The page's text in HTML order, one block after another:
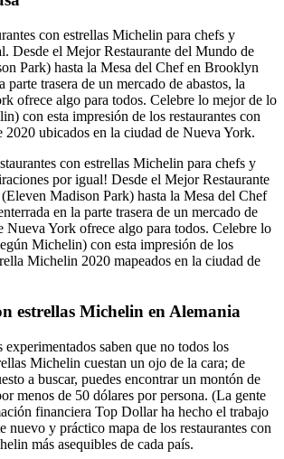
con estrellas Michelin para chefs y
Desde el Mejor Restaurante del Mundo de
Park) hasta la Mesa del Chef en Brooklyn
parte trasera de un mercado de abastos, la
ofrece algo para todos. Celebre lo mejor de lo
con esta impresión de los restaurantes con
2020 ubicados en la ciudad de Nueva York.
con estrellas Michelin para chefs y
por igual! Desde el Mejor Restaurante
Madison Park) hasta la Mesa del Chef
en la parte trasera de un mercado de
Nueva York ofrece algo para todos. Celebre lo
Michelin) con esta impresión de los
Michelin 2020 mapeados en la ciudad de
estrellas Michelin en Alemania
experimentados saben que no todos los
Michelin cuestan un ojo de la cara; de
a buscar, puedes encontrar un montón de
menos de 50 dólares por persona. (La gente
financiera Top Dollar ha hecho el trabajo
nuevo y práctico mapa de los restaurantes con
más asequibles de cada país.